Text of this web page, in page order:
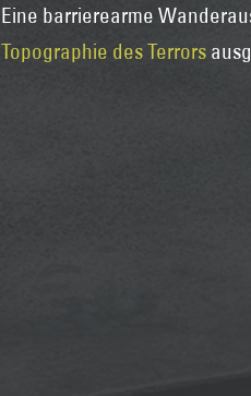
Eine barrierearme
Topographie des Terrors